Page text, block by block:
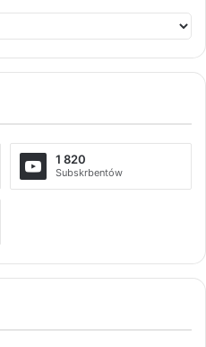
1 820
Subskrbentów